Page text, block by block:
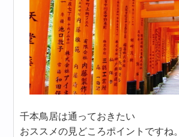
千本鳥居は通っておきたい
おススメの見どころポイントですね。